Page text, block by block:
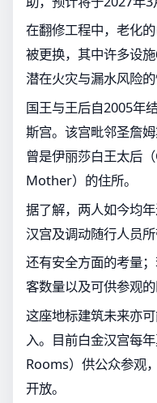
在翻修工程中，老化
被更换，其中许多设
潜在火灾与漏水风险的
国王与王后自2005年
斯宫。该宫毗邻圣詹
曾是伊丽莎白王太后
Mother）的住所。
据了解，两人如今均
汉宫及调动随行人员所
还有安全方面的考量
客数量以及可供参观的
这座地标建筑未来亦
入。目前白金汉宫每
Rooms）供公众参观
开放。